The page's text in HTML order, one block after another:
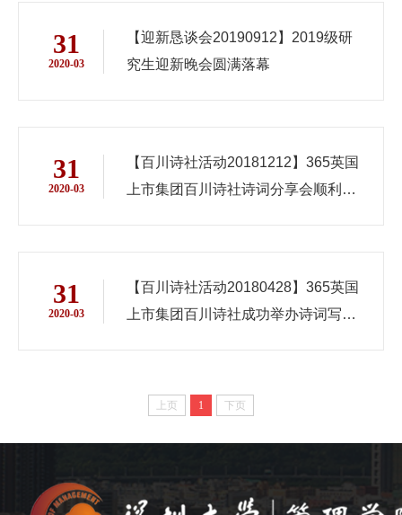
31
2020-03
【迎新恳谈会20190912】2019级研
究生迎新晚会圆满落幕
31
2020-03
【百川诗社活动20181212】365英国
上市集团百川诗社诗词分享会顺利举
31
2020-03
【百川诗社活动20180428】365英国
上市集团百川诗社成功举办诗词写作
上页 1 下页